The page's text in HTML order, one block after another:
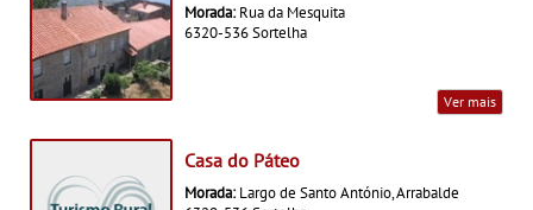
Morada: Rua da Mesquita
6320-536 Sortelha
Ver mais
Casa do Páteo
Morada: Largo de Santo António, Arrabalde